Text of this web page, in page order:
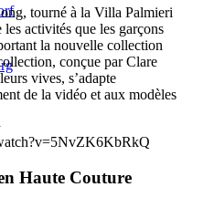
tourné à la Villa Palmieri
activités que les garçons
la nouvelle collection
conçue par Clare
vives, s’adapte
de la vidéo et aux modèles
Haute Couture